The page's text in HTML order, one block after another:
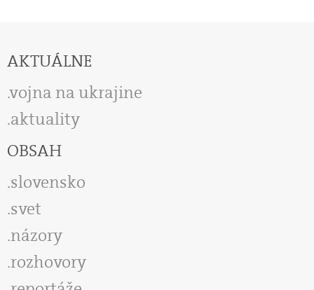
AKTUÁLNE
vojna na ukrajine
aktuality
OBSAH
slovensko
svet
názory
rozhovory